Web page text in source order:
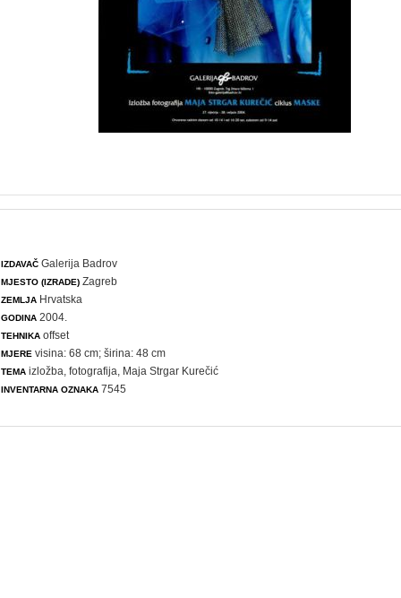
IZDAVAČ Galerija Badrov
MJESTO (IZRADE) Zagreb
ZEMLJA Hrvatska
GODINA 2004.
TEHNIKA offset
MJERE visina: 68 cm; širina: 48 cm
TEMA izložba ,fotografija , Maja Strgar Kurečić
INVENTARNA OZNAKA 7545